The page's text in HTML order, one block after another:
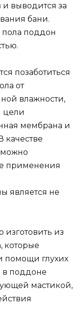
выводится за
бани.
поддон
позаботиться
от
влажности,
цели
мембрана и
качестве
можно
применения
является не
из
которые
помощи глухих
в поддоне
мастикой,